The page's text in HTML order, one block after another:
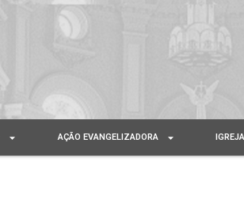
AÇÃO EVANGELIZADORA